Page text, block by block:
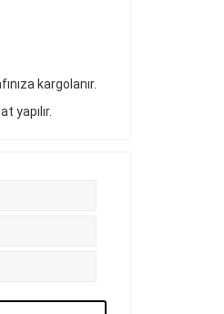
kargolanır.
yapılır.